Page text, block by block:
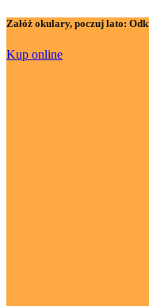
Załóż okulary, poczuj lato:
Kup online